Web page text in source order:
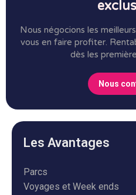
Nous négocions les
vous en faire profiter.
dès les
Nous
Les Avantages
Parcs
Voyages et Week ends